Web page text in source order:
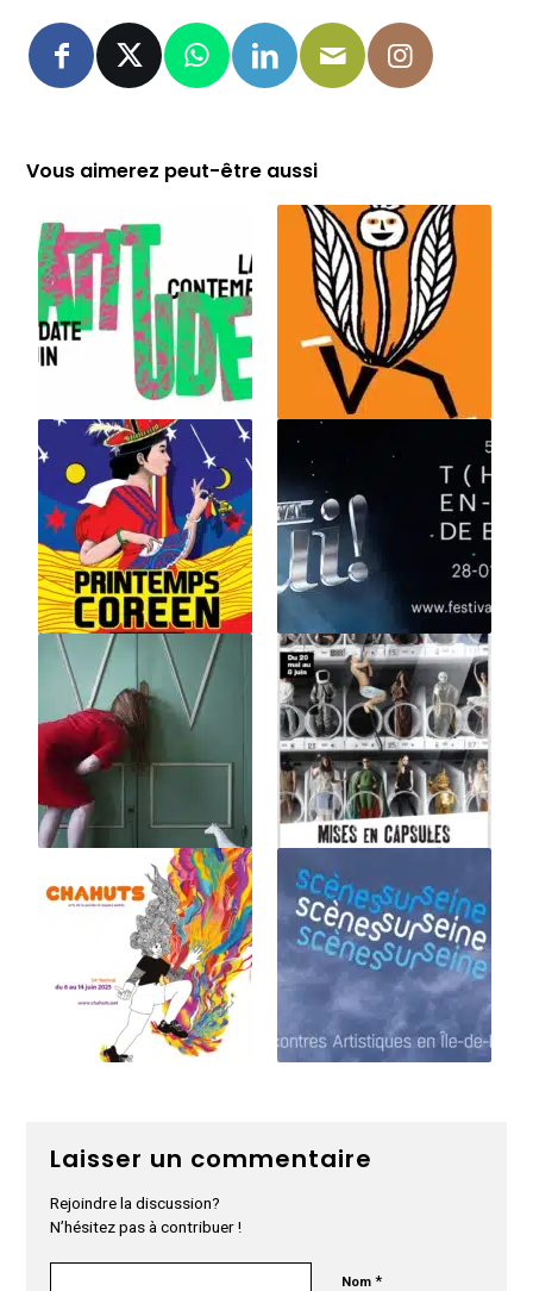
Vous aimerez peut-être aussi
Laisser un commentaire
Rejoindre la discussion?
N’hésitez pas à contribuer !
Nom*